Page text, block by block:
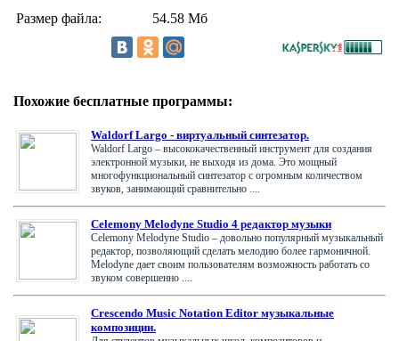
Размер файла:
54.58 Мб
Похожие бесплатные программы:
Waldorf Largo - виртуальный синтезатор.
Waldorf Largo – высококачественный инструмент для создания
электронной музыки, не выходя из дома. Это мощный
многофункциональный синтезатор с огромным количеством
звуков, занимающий сравнительно ....
Celemony Melodyne Studio 4 редактор музыки
Celemony Melodyne Studio – довольно популярный музыкальный
редактор, позволяющий сделать мелодию более гармоничной.
Melodyne дает своим пользователям возможность работать со
звуком совершенно ....
Crescendo Music Notation Editor музыкальные
композиции.